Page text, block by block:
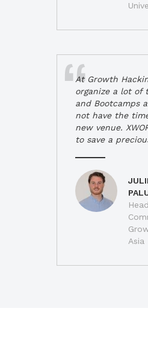
At Growth
organize a lot of
and Bootcamps
not have the
new venue.
to save a
Asia